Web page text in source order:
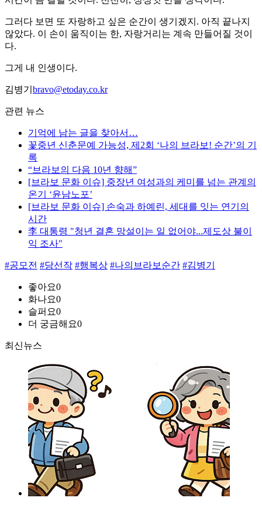
그러다 보면 또 자랑하고 싶은 순간이 생기겠지. 아직 끝나지
않았다. 이 손이 움직이는 한, 자랑거리는 계속 만들어질 것이
다.
그게 내 인생이다.
김병기 bravo@etoday.co.kr
관련 뉴스
기억에 남는 글을 찾아서…
꽃중년 신춘문예 가능성, 제2회 ‘나의 브라보! 순간’의 기
록
“브라보의 다음 10년 향해”
[브라보 문화 이슈] 중장년 여성과의 케미를 넘는 관계의
온기 ‘윤남노포’
[브라보 문화 이슈] 손숙과 하예린, 세대를 잇는 연기의
시간
李 대통령 "청년 결혼 망설이는 일 없어야...제도상 불이
익 조사"
#공모전 #당선작 #행복상 #나의브라보순간 #김병기
좋아요0
화나요0
슬퍼요0
더 궁금해요0
최신뉴스